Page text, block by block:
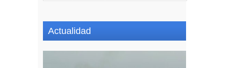
Actualidad